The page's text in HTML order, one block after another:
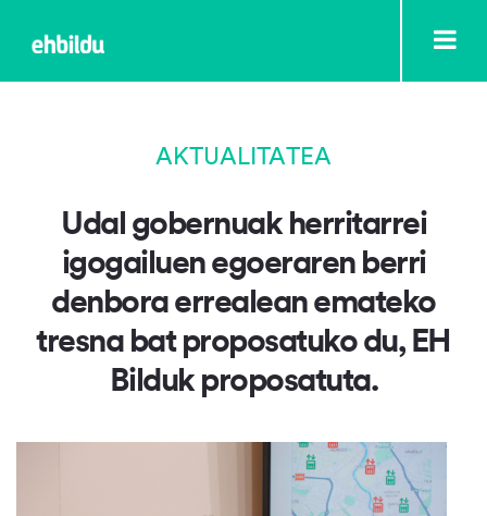
AKTUALITATEA
Udal gobernuak herritarrei
igogailuen egoeraren berri
denbora errealean emateko
tresna bat proposatuko du, EH
Bilduk proposatuta.